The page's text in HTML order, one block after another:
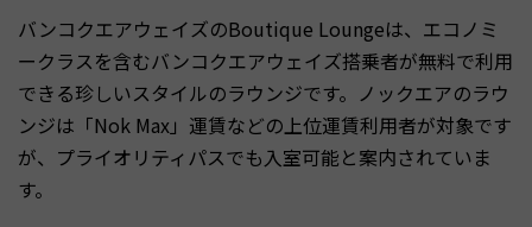
バンコクエアウェイズのBoutique Loungeは、エコノミ
ークラスを含むバンコクエアウェイズ搭乗者が無料で利用
できる珍しいスタイルのラウンジです。ノックエアのラウ
ンジは「Nok Max」運賃などの上位運賃利用者が対象です
が、プライオリティパスでも入室可能と案内されていま
す。